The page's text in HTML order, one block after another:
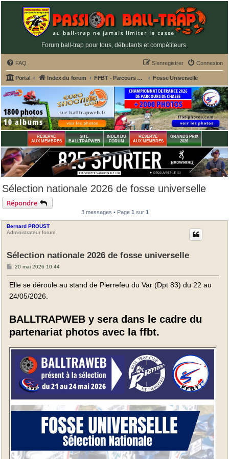
Forum ball-trap pour tous, débutants et compétiteurs.
FAQ Connexion
S’enregistrer
Portal Index du forum FFBT - Parcours chasse, Compak, English Sporting, FU, DTL, Hélices, Sanglier courant Fosse Universelle
RÉSERVÉ
AUX MEMBRES
SITE
BALLTRAPWEB
INDEX DU
FORUM
RÉSERVÉ
AUX MEMBRES
GRANDS PRIX
2026
Sélection nationale 2026 de fosse universelle
Répondre
3 messages • Page 1 sur 1
Bernard PROUST
Administrateur forum
Sélection nationale 2026 de fosse universelle
M
s
g
20 mai 2026 10:44
Elle se déroule au stand de Pierrefeu du Var (Dpt 83) du 22 au
24/05/2026.
BALLTRAPWEB y sera dans le cadre du
partenariat photos avec la ffbt.